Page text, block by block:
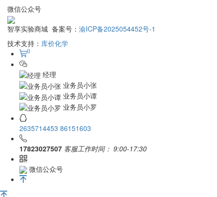
微信公众号
智享实验商城 备案号： 渝ICP备2025054452号-1
技术支持： 库价化学
0
经理
业务员小张
业务员小谭
业务员小罗
2635714453 86151603
17823027507 客服工作时间： 9:00-17:30
微信公众号